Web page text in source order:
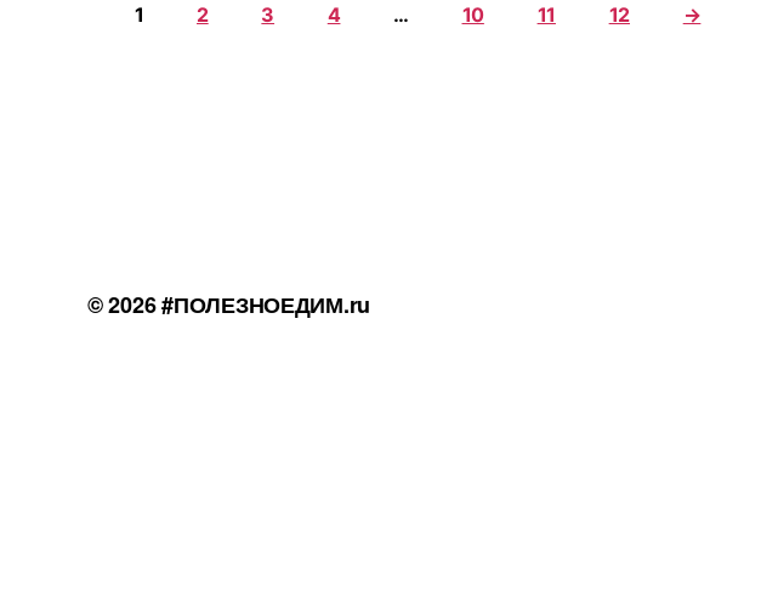
1 2 3 4 … 10 11 12 →
© 2026#ПОЛЕЗНОЕДИМ.ru